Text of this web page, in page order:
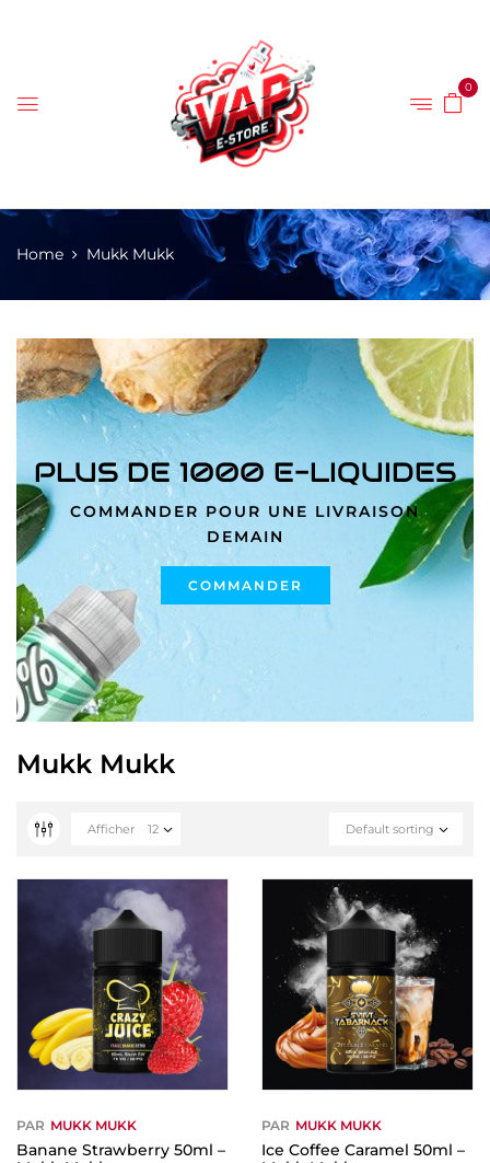
0
Home Mukk Mukk
PLUS DE 1000 E-LIQUIDES
COMMANDER POUR UNE LIVRAISON
DEMAIN
COMMANDER
Mukk Mukk
Default sorting
Afficher 12
PAR MUKK MUKK
Banane Strawberry 50ml –
PAR MUKK MUKK
Ice Coffee Caramel 50ml –